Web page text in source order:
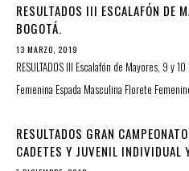
RESULTADOS III ESCALAFÓN DE
BOGOTÁ.
13 MARZO, 2019
RESULTADOS III Escalafón de Mayores, 9 y
Femenina Espada Masculina Florete
RESULTADOS GRAN
CADETES Y JUVENIL INDIVIDUAL